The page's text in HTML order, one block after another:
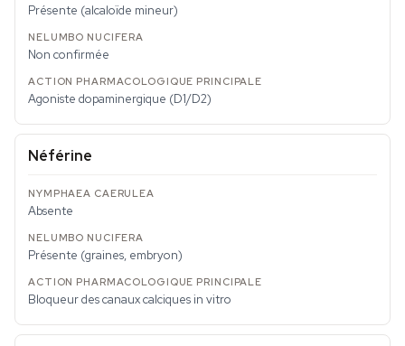
Présente (alcaloïde mineur)
Non confirmée
Agoniste dopaminergique (D1/D2)
Néférine
Absente
Présente (graines, embryon)
Bloqueur des canaux calciques in vitro